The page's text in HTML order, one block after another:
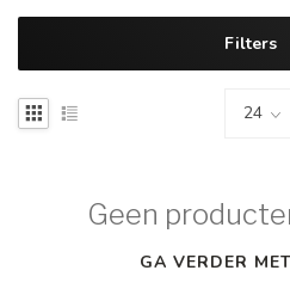
Filters
Geen
GA VERDER